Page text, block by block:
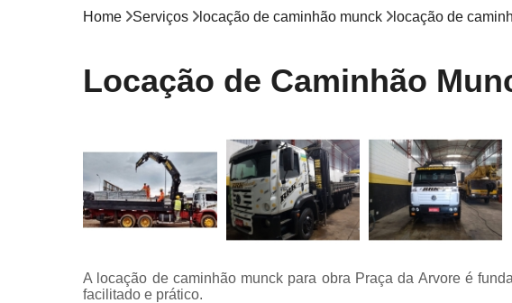
Home Serviços locação de caminhão munck locação de
Locação de Caminhão
A locação de caminhão munck para obra Praça da Arvore é
facilitado e prático.